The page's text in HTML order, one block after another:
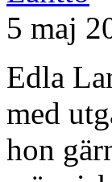
5 maj
Edla
med
hon